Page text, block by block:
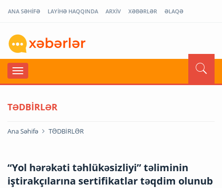
ANA SƏHİFƏ LAYİHƏ HAQQINDA ARXİV XƏBƏRLƏR ƏLAQƏ
TƏDBİRLƏR
Ana Səhifə TƏDBİRLƏR
“Yol hərəkəti təhlükəsizliyi” təliminin
iştirakçılarına sertifikatlar təqdim olunub